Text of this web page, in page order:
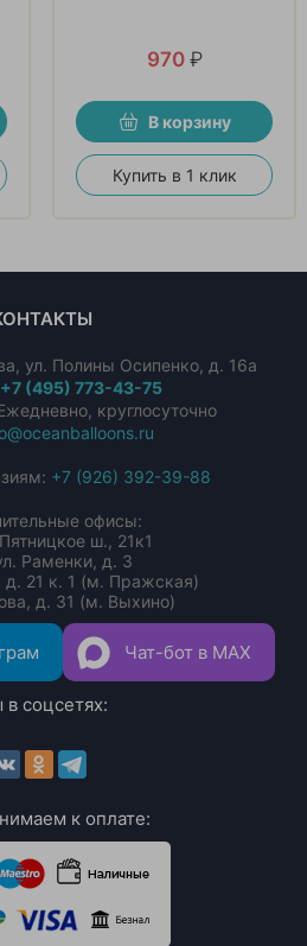
970 ₽
В корзину
Купить в 1 клик
, ул. Полины Осипенко, д. 16а
+7 (495) 773-43-75
круглосуточно
+7 (926) 392-39-88
офисы:
ш., 21к1
Раменки, д. 3
21 к. 1 (м. Пражская)
д. 31 (м. Выхино)
Чат-бот в MAX
соцсетях:
к оплате: